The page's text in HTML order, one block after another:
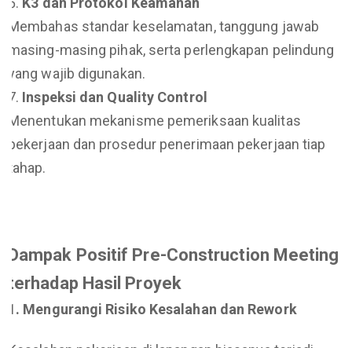
Membahas standar keselamatan, tanggung jawab
masing-masing pihak, serta perlengkapan pelindung
yang wajib digunakan.
Inspeksi dan Quality Control
Menentukan mekanisme pemeriksaan kualitas
pekerjaan dan prosedur penerimaan pekerjaan tiap
tahap.
Dampak Positif Pre-Construction Meeting
terhadap Hasil Proyek
1. Mengurangi Risiko Kesalahan dan Rework